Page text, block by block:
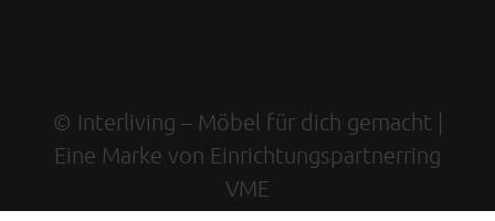
© Interliving – Möbel für dich gemacht |
Eine Marke von Einrichtungspartnerring
VME